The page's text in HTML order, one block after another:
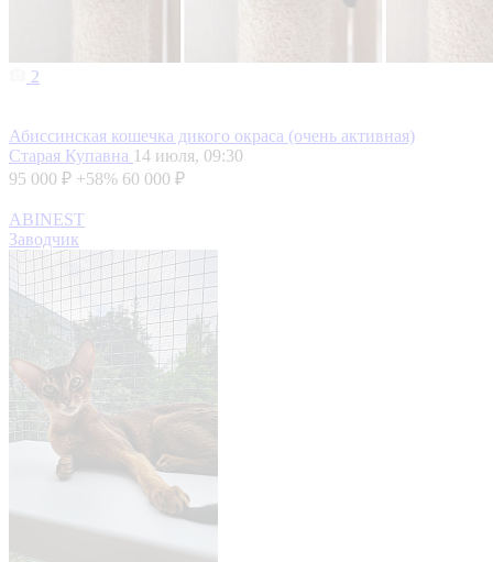
2
Абиссинская кошечка дикого окраса (очень активная)
Старая Купавна 14 июля, 09:30
95 000 ₽ +58% 60 000 ₽
ABINEST
Заводчик